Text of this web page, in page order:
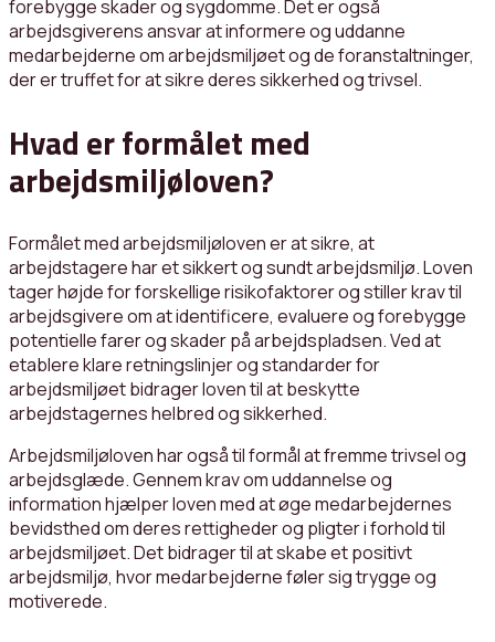
forebygge skader og sygdomme. Det er også
arbejdsgiverens ansvar at informere og uddanne
medarbejderne om arbejdsmiljøet og de foranstaltninger,
der er truffet for at sikre deres sikkerhed og trivsel.
Hvad er formålet med
arbejdsmiljøloven?
Formålet med arbejdsmiljøloven er at sikre, at
arbejdstagere har et sikkert og sundt arbejdsmiljø. Loven
tager højde for forskellige risikofaktorer og stiller krav til
arbejdsgivere om at identificere, evaluere og forebygge
potentielle farer og skader på arbejdspladsen. Ved at
etablere klare retningslinjer og standarder for
arbejdsmiljøet bidrager loven til at beskytte
arbejdstagernes helbred og sikkerhed.
Arbejdsmiljøloven har også til formål at fremme trivsel og
arbejdsglæde. Gennem krav om uddannelse og
information hjælper loven med at øge medarbejdernes
bevidsthed om deres rettigheder og pligter i forhold til
arbejdsmiljøet. Det bidrager til at skabe et positivt
arbejdsmiljø, hvor medarbejderne føler sig trygge og
motiverede.